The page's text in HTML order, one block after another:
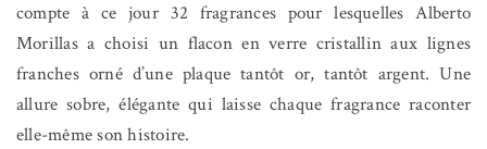
compte à ce jour 32 fragrances pour lesquelles Alberto
Morillas a choisi un flacon en verre cristallin aux lignes
franches orné d’une plaque tantôt or, tantôt argent. Une
allure sobre, élégante qui laisse chaque fragrance raconter
elle-même son histoire.